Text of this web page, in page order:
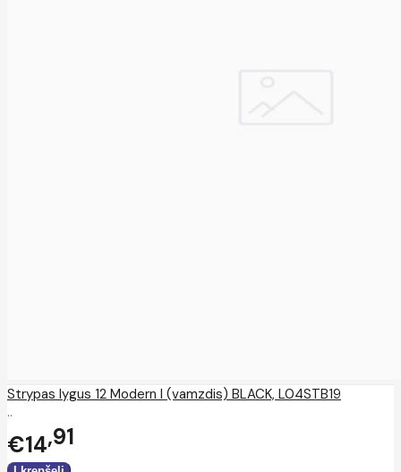
Strypas lygus 12 Modern I (vamzdis) BLACK, L04STB19
..
€14 91